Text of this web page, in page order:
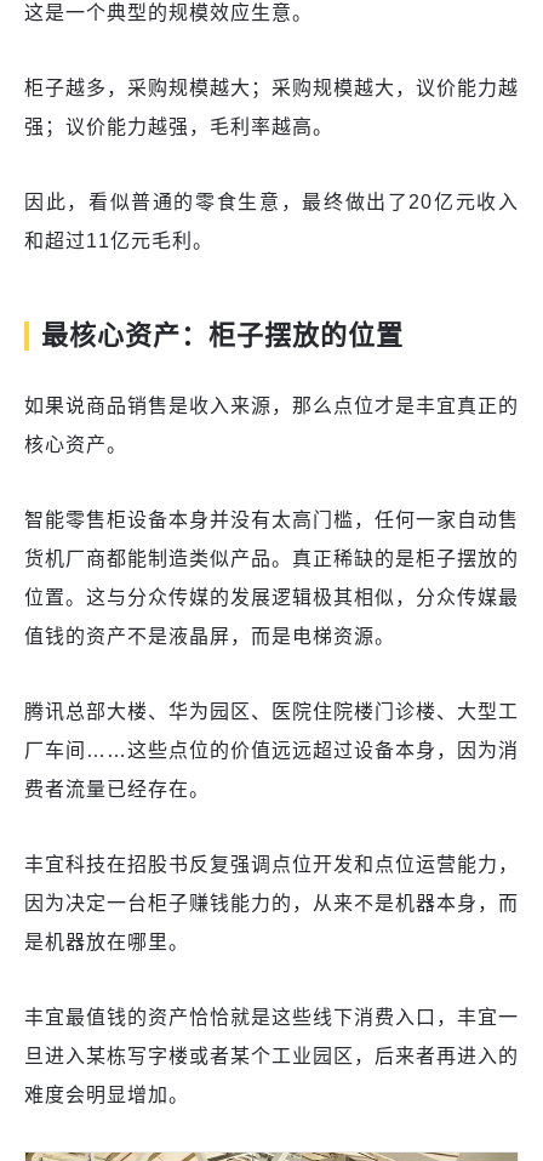
这是一个典型的规模效应生意。
柜子越多，采购规模越大；采购规模越大，议价能力越
强；议价能力越强，毛利率越高。
因此，看似普通的零食生意，最终做出了20亿元收入
和超过11亿元毛利。
最核心资产：柜子摆放的位置
如果说商品销售是收入来源，那么点位才是丰宜真正的
核心资产。
智能零售柜设备本身并没有太高门槛，任何一家自动售
货机厂商都能制造类似产品。真正稀缺的是柜子摆放的
位置。这与分众传媒的发展逻辑极其相似，分众传媒最
值钱的资产不是液晶屏，而是电梯资源。
腾讯总部大楼、华为园区、医院住院楼门诊楼、大型工
厂车间……这些点位的价值远远超过设备本身，因为消
费者流量已经存在。
丰宜科技在招股书反复强调点位开发和点位运营能力，
因为决定一台柜子赚钱能力的，从来不是机器本身，而
是机器放在哪里。
丰宜最值钱的资产恰恰就是这些线下消费入口，丰宜一
旦进入某栋写字楼或者某个工业园区，后来者再进入的
难度会明显增加。